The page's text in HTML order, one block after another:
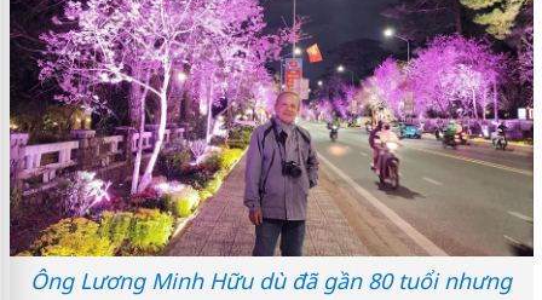
Ông Lương Minh Hữu dù đã gần 80 tuổi nhưng